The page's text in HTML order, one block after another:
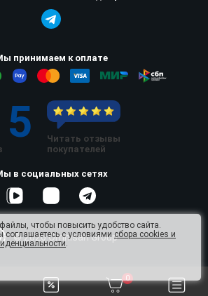
0
принимаем к оплате
Читать отзывы
покупателей
в социальных сетях
© 2026 Omnisan Group
чтобы повысить удобство сайта.
соглашаетесь с условиямисбора cookies и
.